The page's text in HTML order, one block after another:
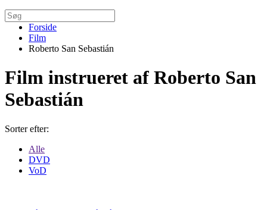
Forside
Film
Roberto San Sebastián
Film instrueret af Roberto San
Sebastián
Sorter efter:
Alle
DVD
VoD